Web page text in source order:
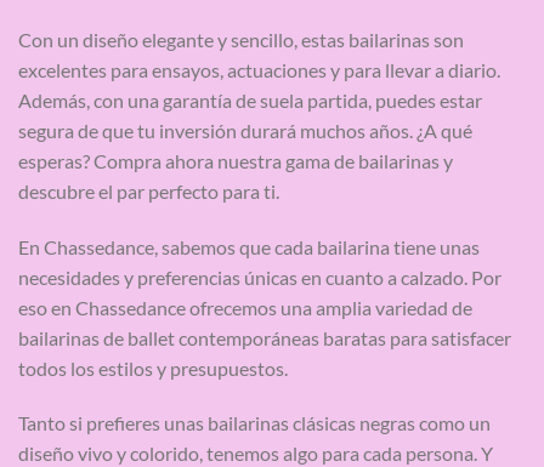
Con un diseño elegante y sencillo, estas bailarinas son
excelentes para ensayos, actuaciones y para llevar a diario.
Además, con una garantía de suela partida, puedes estar
segura de que tu inversión durará muchos años. ¿A qué
esperas? Compra ahora nuestra gama de bailarinas y
descubre el par perfecto para ti.
En Chassedance, sabemos que cada bailarina tiene unas
necesidades y preferencias únicas en cuanto a calzado. Por
eso en Chassedance ofrecemos una amplia variedad de
bailarinas de ballet contemporáneas baratas para satisfacer
todos los estilos y presupuestos.
Tanto si prefieres unas bailarinas clásicas negras como un
diseño vivo y colorido, tenemos algo para cada persona. Y